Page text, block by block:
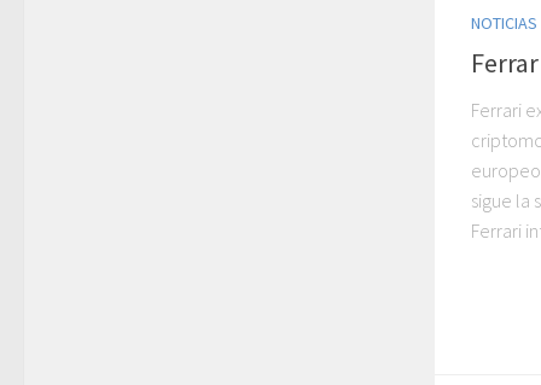
NOTICIAS
Ferrari
sigue la
Ferrari